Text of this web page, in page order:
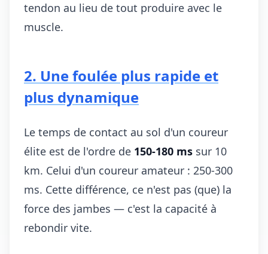
tendon au lieu de tout produire avec le
muscle.
2. Une foulée plus rapide et
plus dynamique
Le temps de contact au sol d'un coureur
élite est de l'ordre de 150-180 ms sur 10
km. Celui d'un coureur amateur : 250-300
ms. Cette différence, ce n'est pas (que) la
force des jambes — c'est la capacité à
rebondir vite.